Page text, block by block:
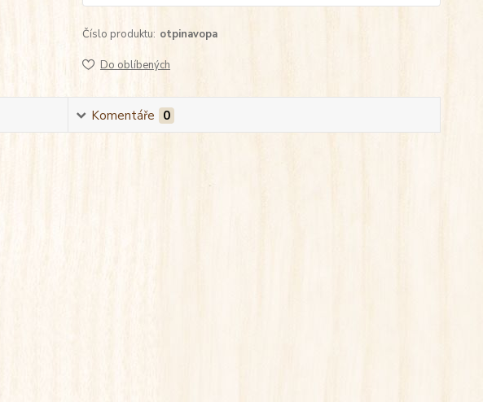
Číslo produktu: otpinavopa
Do oblíbených
Komentáře 0